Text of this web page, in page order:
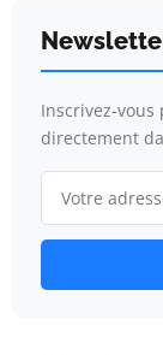
Inscrivez-
directement